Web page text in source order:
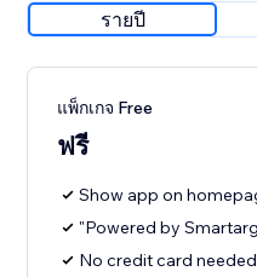
รายปี
แพ็กเกจ Free
ฟรี
Show app on
"Powered by
No credit card needed